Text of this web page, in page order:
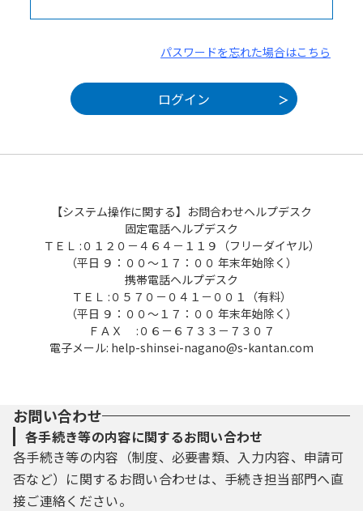
パスワードを忘れた場合はこちら
【システム操作に関する】お問合わせヘルプデスク
固定電話ヘルプデスク
ＴＥＬ :０１２０－４６４－１１９（フリーダイヤル）
（平日 ９：００～１７：００ 年末年始除く）
携帯電話ヘルプデスク
ＴＥＬ :０５７０－０４１－００１（有料）
（平日 ９：００～１７：００ 年末年始除く）
ＦＡＸ :０６－６７３３－７３０７
電子メール: help-shinsei-nagano@s-kantan.com
お問い合わせ
各手続き等の内容に関するお問い合わせ
各手続き等の内容（制度、必要書類、入力内容、申請可
否など）に関するお問い合わせは、手続き担当部門へ直
接ご連絡ください。